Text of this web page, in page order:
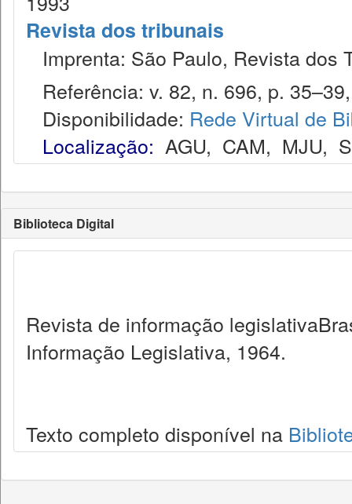
Revista dos tribunais
Imprenta: São Paulo, Revista dos
Referência: v. 82, n. 696, p.
Disponibilidade: Rede Virtual de
Localização: AGU, CAM, MJU,
Biblioteca Digital
Revista de informação
Informação Legislativa, 1964.
Texto completo disponível na